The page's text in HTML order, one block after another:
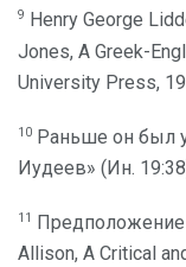
9
Henry George
Jones, A Greek-
University Press,
10 Раньше он был
Иудеев» (Ин.
11
Предположение
Allison, A Critical